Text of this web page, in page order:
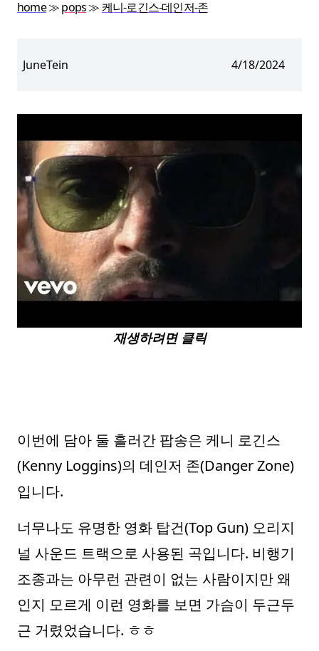
home≫pops≫ 케니-로긴스-데인저-존
JuneTein 4/18/2024
재생하려면 클릭
이번에 담아 둘 흘러간 팝송은 케니 로긴스
(Kenny Loggins)의 데인저 존(Danger Zone)
입니다.
너무나도 유명한 영화 탑건(Top Gun) 오리지
널 사운드 트랙으로 사용된 곡입니다. 비행기
조종과는 아무런 관련이 없는 사람이지만 왜
인지 모르게 이런 영화를 보면 가슴이 두근두
근 거렸었습니다. ㅎㅎ